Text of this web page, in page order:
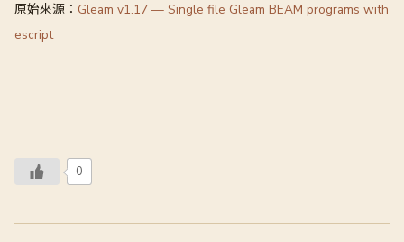
原始來源： Gleam v1.17 — Single file Gleam BEAM programs with
escript
0